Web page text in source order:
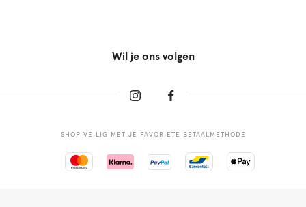
Wil je ons volgen
SHOP VEILIG MET JE FAVORIETE BETAALMETHODE